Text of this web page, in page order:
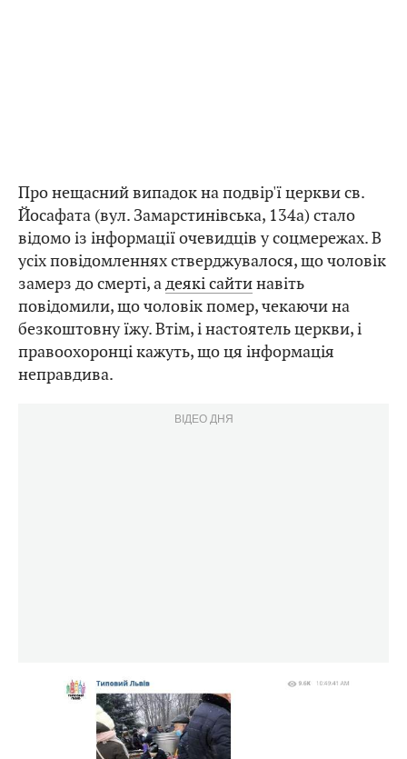
Про нещасний випадок на подвір'ї церкви св.
Йосафата (вул. Замарстинівська, 134а) стало
відомо із інформації очевидців у соцмережах. В
усіх повідомленнях стверджувалося, що чоловік
замерз до смерті, адеякі сайтинавіть
повідомили, що чоловік помер, чекаючи на
безкоштовну їжу. Втім, і настоятель церкви, і
правоохоронці кажуть, що ця інформація
неправдива.
ВІДЕО ДНЯ